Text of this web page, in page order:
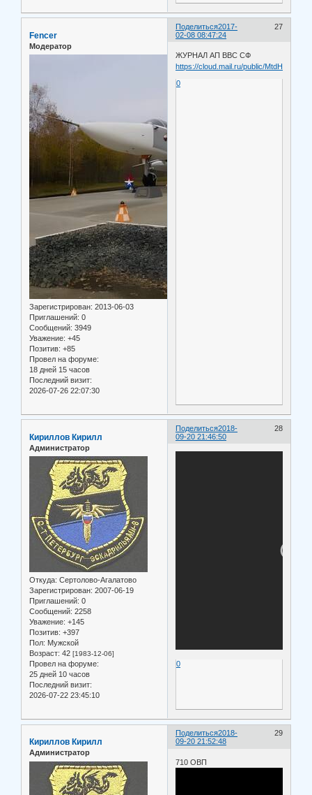
Поделиться 27
2017-
02-08 08:47:24
Fencer
Модератор
Зарегистрирован: 2013-06-03
Приглашений: 0
Сообщений: 3949
Уважение: +45
Позитив: +85
Провел на форуме:
18 дней 15 часов
Последний визит:
2026-07-26 22:07:30
ЖУРНАЛ АП ВВС СФ
https://cloud.mail.ru/public/MtdH/
0
Поделиться 28
2018-
09-20 21:46:50
Кириллов Кирилл
Администратор
Откуда: Сертолово-Агалатово
Зарегистрирован: 2007-06-19
Приглашений: 0
Сообщений: 2258
Уважение: +145
Позитив: +397
Пол: Мужской
Возраст: 42 [1983-12-06]
Провел на форуме:
25 дней 10 часов
Последний визит:
2026-07-22 23:45:10
0
Поделиться 29
2018-
09-20 21:52:48
Кириллов Кирилл
Администратор
710 ОВП